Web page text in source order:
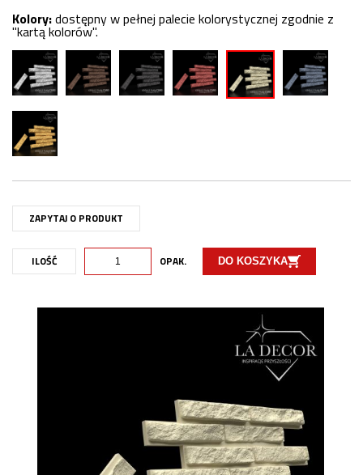
Kolory:dostępny w pełnej palecie kolorystycznej zgodnie z
"kartą kolorów".
ZAPYTAJ O PRODUKT
ILOŚĆ OPAK. DO KOSZYKA